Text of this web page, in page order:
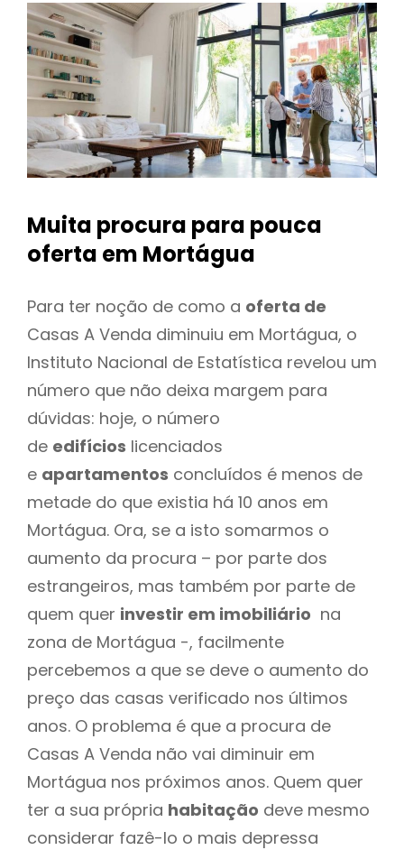
Muita procura para pouca
oferta em Mortágua
Para ter noção de como a oferta de
Casas A Venda diminuiu em Mortágua, o
Instituto Nacional de Estatística revelou um
número que não deixa margem para
dúvidas: hoje, o número
de edifícios licenciados
e apartamentos concluídos é menos de
metade do que existia há 10 anos em
Mortágua. Ora, se a isto somarmos o
aumento da procura – por parte dos
estrangeiros, mas também por parte de
quem quer investir em imobiliário na
zona de Mortágua -, facilmente
percebemos a que se deve o aumento do
preço das casas verificado nos últimos
anos. O problema é que a procura de
Casas A Venda não vai diminuir em
Mortágua nos próximos anos. Quem quer
ter a sua própria habitação deve mesmo
considerar fazê-lo o mais depressa